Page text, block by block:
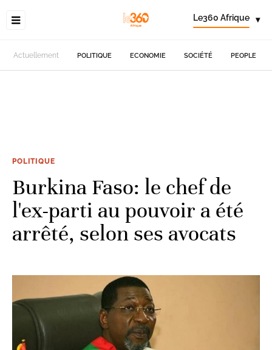
Le360 Afrique ▾
Actuellement POLITIQUE ECONOMIE SOCIÉTÉ PEOPLE
POLITIQUE
Burkina Faso: le chef de
l'ex-parti au pouvoir a été
arrêté, selon ses avocats